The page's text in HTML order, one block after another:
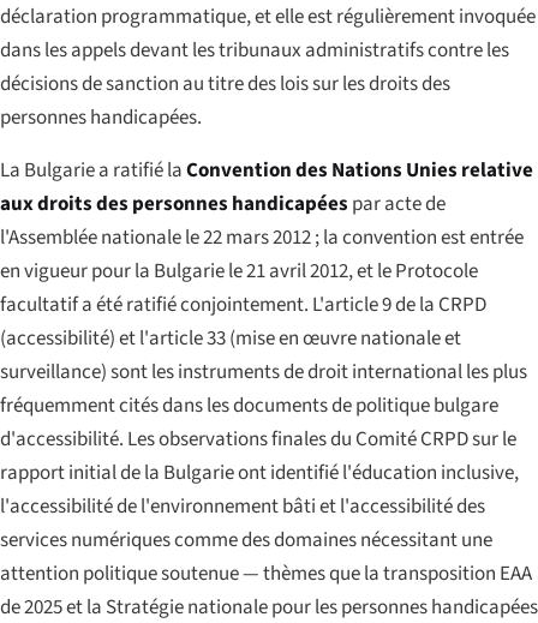
déclaration programmatique, et elle est régulièrement invoquée
dans les appels devant les tribunaux administratifs contre les
décisions de sanction au titre des lois sur les droits des
personnes handicapées.
La Bulgarie a ratifié laConvention des Nations Unies relative
aux droits des personnes handicapées par acte de
l'Assemblée nationale le 22 mars 2012 ; la convention est entrée
en vigueur pour la Bulgarie le 21 avril 2012, et le Protocole
facultatif a été ratifié conjointement. L'article 9 de la CRPD
(accessibilité) et l'article 33 (mise en œuvre nationale et
surveillance) sont les instruments de droit international les plus
fréquemment cités dans les documents de politique bulgare
d'accessibilité. Les observations finales du Comité CRPD sur le
rapport initial de la Bulgarie ont identifié l'éducation inclusive,
l'accessibilité de l'environnement bâti et l'accessibilité des
services numériques comme des domaines nécessitant une
attention politique soutenue — thèmes que la transposition EAA
de 2025 et la Stratégie nationale pour les personnes handicapées